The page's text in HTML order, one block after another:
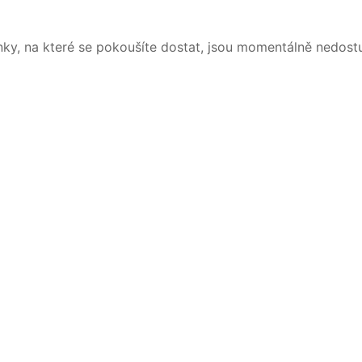
na které se pokoušíte dostat, jsou momentálně